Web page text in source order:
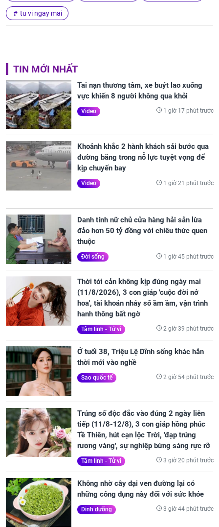
tu vi ngay mai
TIN MỚI NHẤT
Tai nạn thương tâm, xe buýt lao xuống
vực khiến 8 người không qua khỏi
Video 1 giờ 17 phút trước
Khoảnh khắc 2 hành khách sải bước qua
đường băng trong nỗ lực tuyệt vọng để
kịp chuyến bay
Video 1 giờ 21 phút trước
Danh tính nữ chủ cửa hàng hải sản lừa
đảo hơn 50 tỷ đồng với chiêu thức quen
thuộc
Đời sống 1 giờ 45 phút trước
Thời tới cản không kịp đúng ngày mai
(11/8/2026), 3 con giáp 'cuộc đời nở
hoa', tài khoản nhảy số ầm ầm, vận trình
hanh thông bất ngờ
Tâm linh - Tử vi 2 giờ 39 phút trước
Ở tuổi 38, Triệu Lệ Dĩnh sống khác hẳn
thời mới vào nghề
Sao quốc tế 2 giờ 54 phút trước
Trúng số độc đắc vào đúng 2 ngày liên
tiếp (11/8-12/8), 3 con giáp hồng phúc
Tề Thiên, hút cạn lộc Trời, 'đạp trúng
rương vàng', sự nghiệp bừng sáng rực rỡ
Tâm linh - Tử vi 3 giờ 20 phút trước
Không nhờ cây dại ven đường lại có
những công dụng này đối với sức khỏe
Dinh dưỡng 3 giờ 44 phút trước